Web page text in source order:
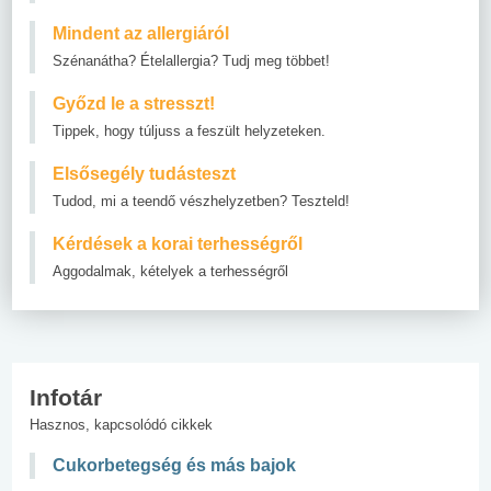
Mindent az allergiáról
Szénanátha? Ételallergia? Tudj meg többet!
Győzd le a stresszt!
Tippek, hogy túljuss a feszült helyzeteken.
Elsősegély tudásteszt
Tudod, mi a teendő vészhelyzetben? Teszteld!
Kérdések a korai terhességről
Aggodalmak, kételyek a terhességről
Infotár
Hasznos, kapcsolódó cikkek
Cukorbetegség és más bajok